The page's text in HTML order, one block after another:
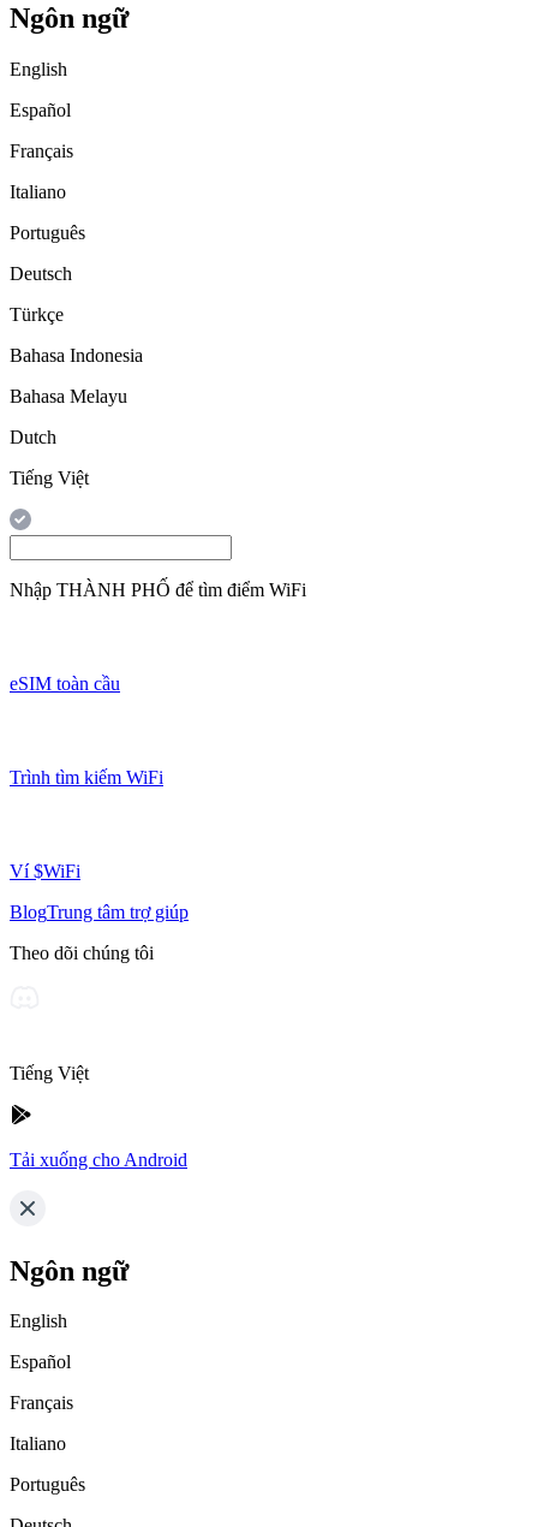
Ngôn ngữ
English
Español
Français
Italiano
Português
Deutsch
Türkçe
Bahasa Indonesia
Bahasa Melayu
Dutch
Tiếng Việt
Nhập THÀNH PHỐ để tìm điểm WiFi
eSIM toàn cầu
Trình tìm kiếm WiFi
Ví $WiFi
BlogTrung tâm trợ giúp
Theo dõi chúng tôi
Tiếng Việt
Tải xuống cho Android
Ngôn ngữ
English
Español
Français
Italiano
Português